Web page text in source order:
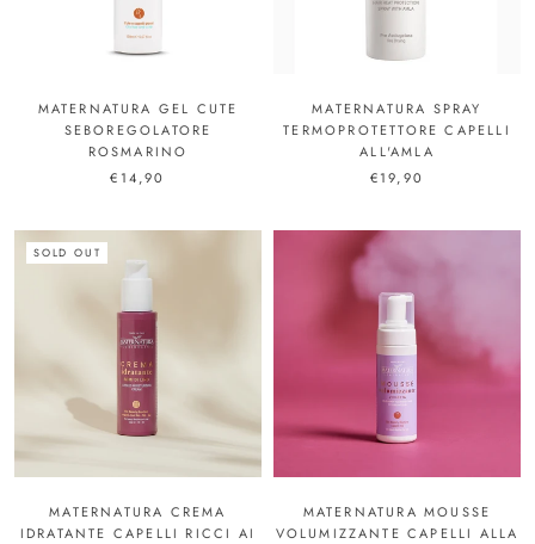
MATERNATURA GEL CUTE
SEBOREGOLATORE
ROSMARINO
€14,90
MATERNATURA SPRAY
TERMOPROTETTORE CAPELLI
ALL'AMLA
€19,90
SOLD OUT
MATERNATURA CREMA
IDRATANTE CAPELLI RICCI AI
MATERNATURA MOUSSE
VOLUMIZZANTE CAPELLI ALLA